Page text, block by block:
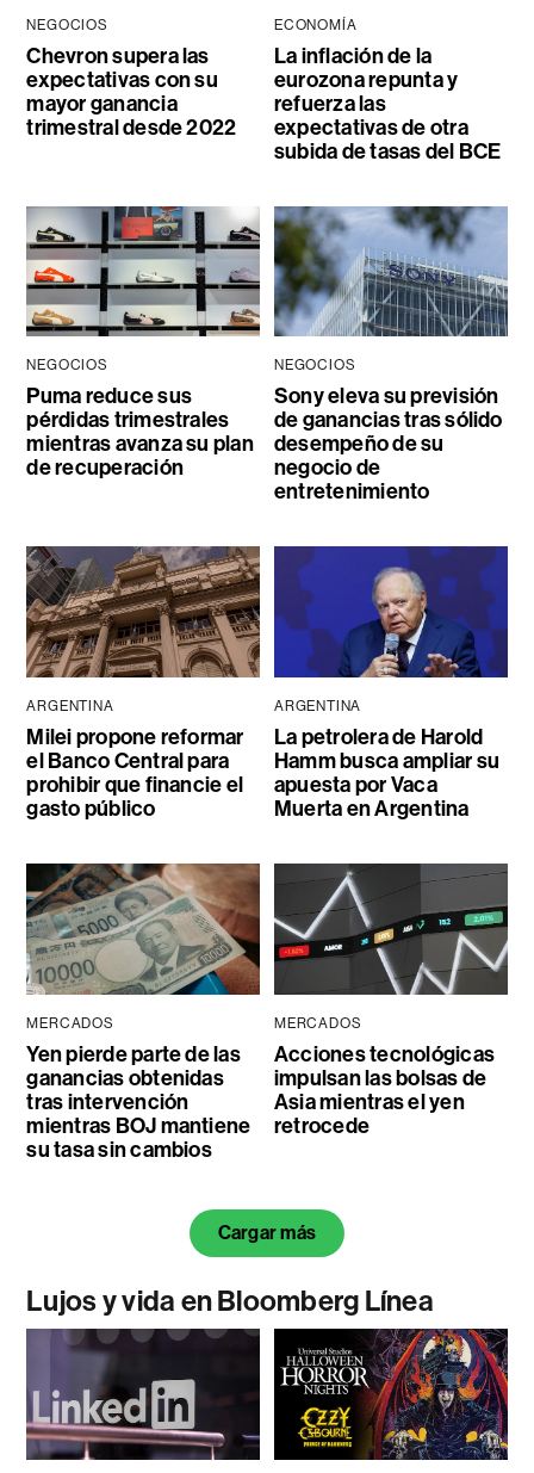
NEGOCIOS
Chevron supera las
expectativas con su
mayor ganancia
trimestral desde 2022
ECONOMÍA
La inflación de la
eurozona repunta y
refuerza las
expectativas de otra
subida de tasas del BCE
NEGOCIOS
Puma reduce sus
pérdidas trimestrales
mientras avanza su plan
de recuperación
NEGOCIOS
Sony eleva su previsión
de ganancias tras sólido
desempeño de su
negocio de
entretenimiento
ARGENTINA
Milei propone reformar
el Banco Central para
prohibir que financie el
gasto público
ARGENTINA
La petrolera de Harold
Hamm busca ampliar su
apuesta por Vaca
Muerta en Argentina
MERCADOS
Yen pierde parte de las
ganancias obtenidas
tras intervención
mientras BOJ mantiene
su tasa sin cambios
MERCADOS
Acciones tecnológicas
impulsan las bolsas de
Asia mientras el yen
retrocede
Cargar más
Lujos y vida en Bloomberg Línea